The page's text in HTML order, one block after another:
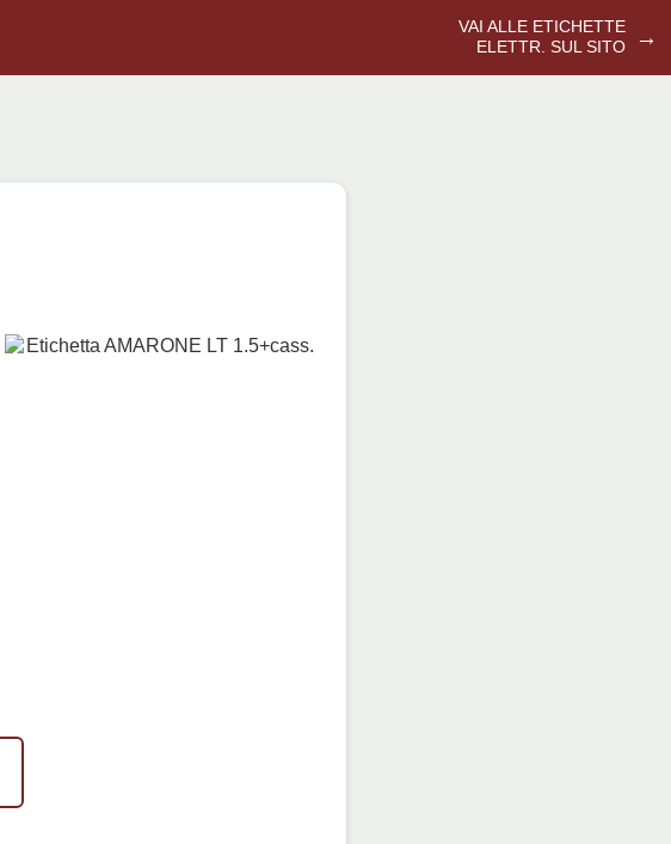
VAI ALLE ETICHETTE
ELETTR. SUL SITO
→